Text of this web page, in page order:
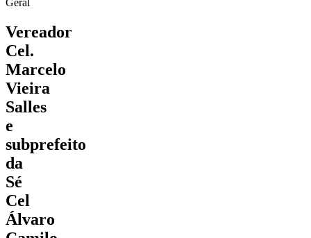
Geral
Vereador
Cel.
Marcelo
Vieira
Salles
e
subprefeito
da
Sé
Cel
Álvaro